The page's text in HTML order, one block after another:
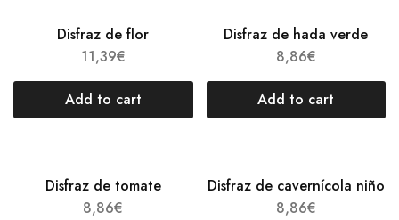
Disfraz de flor
11,39€
Add to cart
Disfraz de hada verde
8,86€
Add to cart
Disfraz de tomate
8,86€
Disfraz de cavernícola niño
8,86€